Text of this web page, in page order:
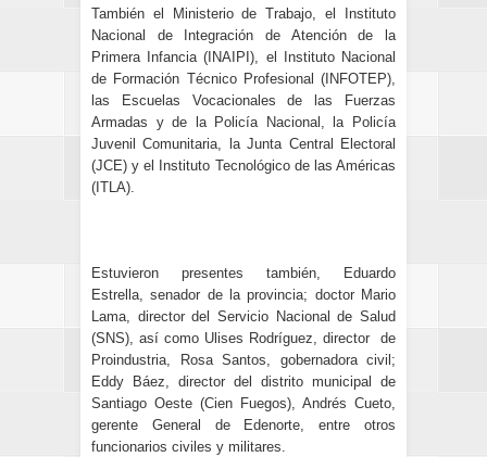
También el Ministerio de Trabajo, el Instituto
Nacional de Integración de Atención de la
Primera Infancia (INAIPI), el Instituto Nacional
de Formación Técnico Profesional (INFOTEP),
las Escuelas Vocacionales de las Fuerzas
Armadas y de la Policía Nacional, la Policía
Juvenil Comunitaria, la Junta Central Electoral
(JCE) y el Instituto Tecnológico de las Américas
(ITLA).
Estuvieron presentes también, Eduardo
Estrella, senador de la provincia; doctor Mario
Lama, director del Servicio Nacional de Salud
(SNS), así como Ulises Rodríguez, director de
Proindustria, Rosa Santos, gobernadora civil;
Eddy Báez, director del distrito municipal de
Santiago Oeste (Cien Fuegos), Andrés Cueto,
gerente General de Edenorte, entre otros
funcionarios civiles y militares.